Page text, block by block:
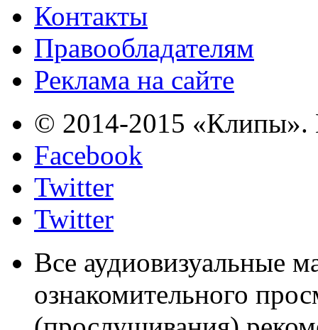
Контакты
Правообладателям
Реклама на сайте
© 2014-2015 «Клипы».
Facebook
Twitter
Twitter
Все аудиовизуальные
ознакомительного